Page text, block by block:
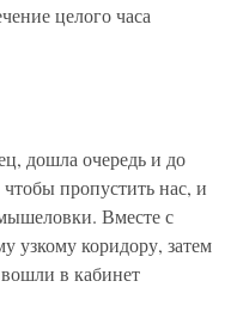
целого часа
дошла очередь и до
пропустить нас, и
Вместе с
коридору, затем
в кабинет